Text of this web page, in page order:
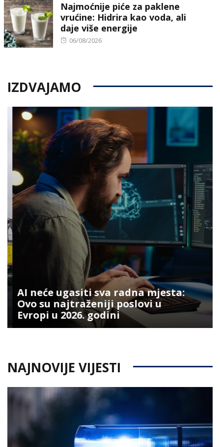
Najmoćnije piće za paklene
vrućine: Hidrira kao voda, ali
daje više energije
Posted
06/08/2026
IZDVAJAMO
AI neće ugasiti sva radna mjesta:
Ovo su najtraženiji poslovi u
Evropi u 2026. godini
NAJNOVIJE VIJESTI